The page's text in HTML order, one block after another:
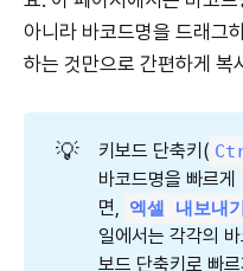
아니라 바코드명을 드래그
하는 것만으로 간편하게 복
💡 키보드 단축키(
바코드명을 빠르게
면,
엑셀 내보내기
일에서는 각각의
보드 단축키로 빠